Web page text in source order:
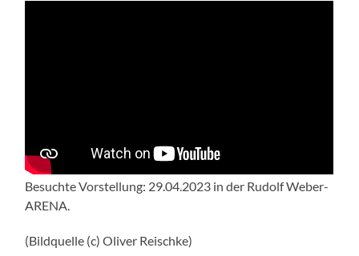
Besuchte Vorstellung: 29.04.2023 in der Rudolf Weber-
ARENA.
(Bildquelle (c) Oliver Reischke)